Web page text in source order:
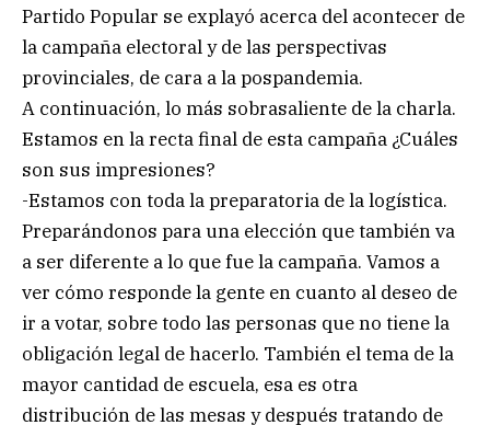
Partido Popular se explayó acerca del acontecer de
la campaña electoral y de las perspectivas
provinciales, de cara a la pospandemia.
A continuación, lo más sobrasaliente de la charla.
Estamos en la recta final de esta campaña ¿Cuáles
son sus impresiones?
-Estamos con toda la preparatoria de la logística.
Preparándonos para una elección que también va
a ser diferente a lo que fue la campaña. Vamos a
ver cómo responde la gente en cuanto al deseo de
ir a votar, sobre todo las personas que no tiene la
obligación legal de hacerlo. También el tema de la
mayor cantidad de escuela, esa es otra
distribución de las mesas y después tratando de